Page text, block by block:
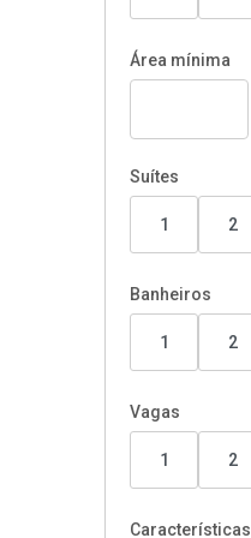
Área mínima
Suítes
1 2
Banheiros
1 2
Vagas
1 2
Características